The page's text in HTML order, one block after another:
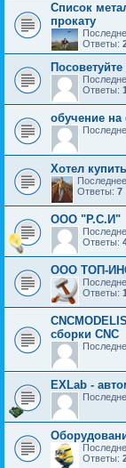
Список
прокату
Ответы:
Ответы:
обучение на
Хотел
Ответы: 7
ООО "Р.С.И"
Ответы:
ООО ТОП-
Ответы: 1
сборки CNC
EXLab -
Ответы: